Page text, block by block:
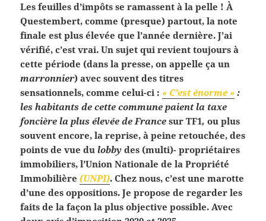
Les feuilles d’impôts se ramassent à la pelle ! À
Questembert, comme (presque) partout, la note
finale est plus élevée que l’année dernière. J’ai
vérifié, c’est vrai. Un sujet qui revient toujours à
cette période (dans la presse, on appelle ça un
marronnier) avec souvent des titres
sensationnels, comme celui-ci : « C’est énorme » :
les habitants de cette commune paient la taxe
foncière la plus élevée de France sur TF1,ou plus
souvent encore, la reprise, à peine retouchée, des
points de vue dulobby des (multi)- propriétaires
immobiliers, l’Union Nationale de la Propriété
Immobilière(UNPI). Chez nous, c’est une marotte
d’une des oppositions. Je propose de regarder les
faits de la façon la plus objective possible. Avec